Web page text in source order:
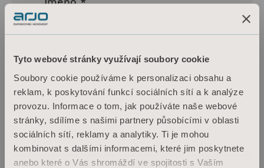
Tyto webové stránky využívají soubory cookie
Soubory cookie používáme k personalizaci obsahu a
reklam, k poskytování funkcí sociálních sítí a k analýze
provozu. Informace o tom, jak používáte naše webové
stránky, sdílíme s našimi partnery působícími v oblasti
sociálních sítí, reklamy a analytiky. Ti je mohou
kombinovat s dalšími informacemi, které jim poskytnete
anebo které o Vás shromáždí ve spojitosti s Vaším